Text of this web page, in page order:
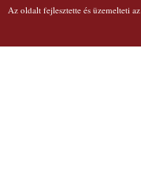
Az oldalt fejlesztette és üzemelteti az